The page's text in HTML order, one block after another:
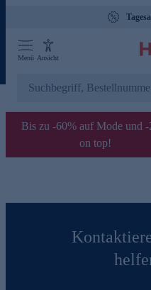
Menü Ansicht
Bis zu -60% auf Mode und -
on top!